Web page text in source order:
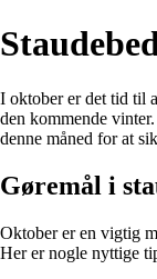
I oktober er det tid til
den kommende
denne måned for at
Gøremål i
Oktober er en vigtig
Her er nogle nyttige